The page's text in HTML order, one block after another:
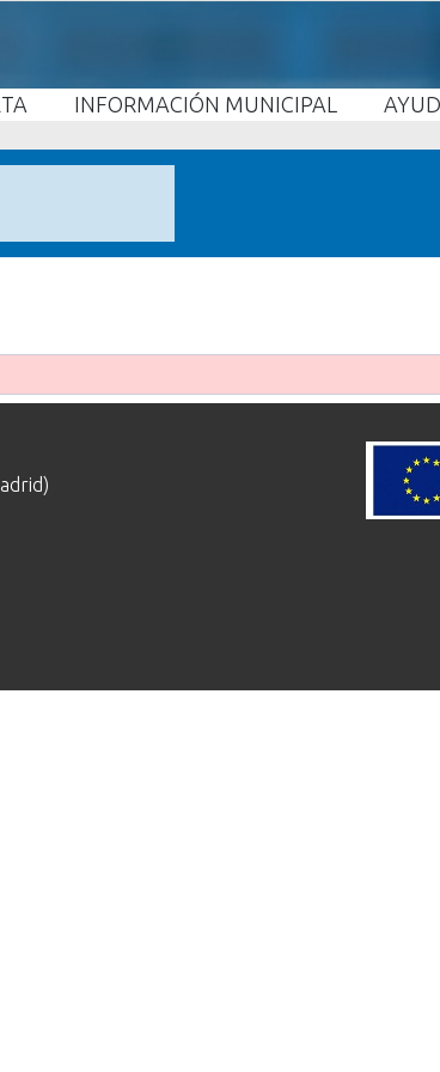
INFORMACIÓN MUNICIPAL